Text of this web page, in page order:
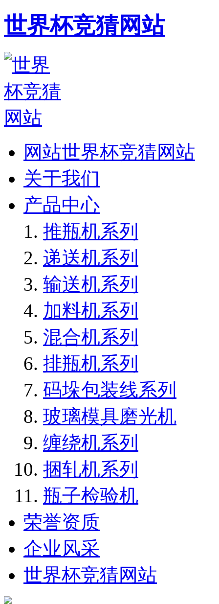
世界杯竞猜网站
网站世界杯竞猜网站
关于我们
产品中心
推瓶机系列
递送机系列
输送机系列
加料机系列
混合机系列
排瓶机系列
码垛包装线系列
玻璃模具磨光机
缠绕机系列
捆轧机系列
瓶子检验机
荣誉资质
企业风采
世界杯竞猜网站